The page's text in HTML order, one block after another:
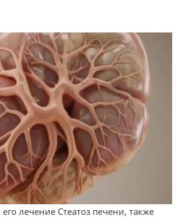
лечение Стеатоз печени, также